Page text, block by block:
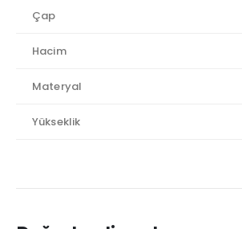
Çap
Hacim
Materyal
Yükseklik